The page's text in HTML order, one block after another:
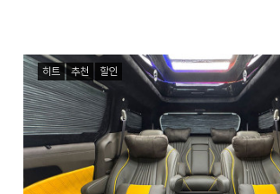
히트 추천 할인